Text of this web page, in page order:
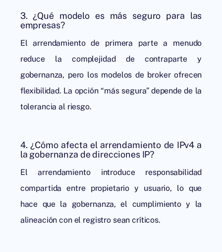
3. ¿Qué modelo es más seguro para las
empresas?
El arrendamiento de primera parte a menudo
reduce la complejidad de contraparte y
gobernanza, pero los modelos de broker ofrecen
flexibilidad. La opción “más segura” depende de la
tolerancia al riesgo.
4. ¿Cómo afecta el arrendamiento de IPv4 a
la gobernanza de direcciones IP?
El arrendamiento introduce responsabilidad
compartida entre propietario y usuario, lo que
hace que la gobernanza, el cumplimiento y la
alineación con el registro sean críticos.